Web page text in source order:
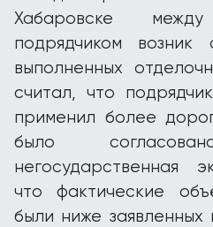
Хабаровске
подрядчиком
выполненных
считал, что
применил более
было
негосударственная
что фактические
были ниже заявленных